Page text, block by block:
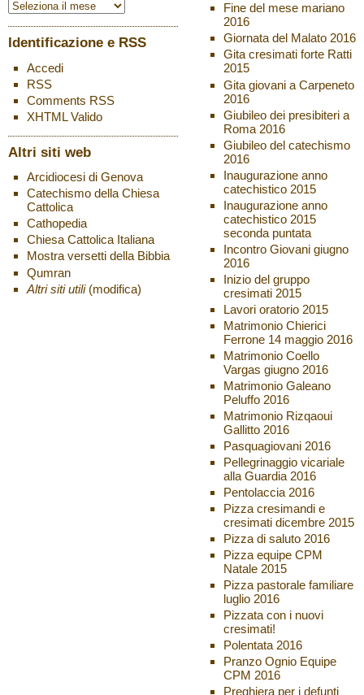
Identificazione e RSS
Accedi
RSS
Comments RSS
XHTMLValido
Altri siti web
Arcidiocesi di Genova
Catechismo della Chiesa
Cattolica
Cathopedia
Chiesa Cattolica Italiana
Mostra versetti della Bibbia
Qumran
Altri siti utili (modifica)
Fine del mese mariano
2016
Giornata del Malato 2016
Gita cresimati forte Ratti
2015
Gita giovani a Carpeneto
2016
Giubileo dei presibiteri a
Roma 2016
Giubileo del catechismo
2016
Inaugurazione anno
catechistico 2015
Inaugurazione anno
catechistico 2015
seconda puntata
Incontro Giovani giugno
2016
Inizio del gruppo
cresimati 2015
Lavori oratorio 2015
Matrimonio Chierici
Ferrone 14 maggio 2016
Matrimonio Coello
Vargas giugno 2016
Matrimonio Galeano
Peluffo 2016
Matrimonio Rizqaoui
Gallitto 2016
Pasquagiovani 2016
Pellegrinaggio vicariale
alla Guardia 2016
Pentolaccia 2016
Pizza cresimandi e
cresimati dicembre 2015
Pizza di saluto 2016
Pizza equipe CPM
Natale 2015
Pizza pastorale familiare
luglio 2016
Pizzata con i nuovi
cresimati!
Polentata 2016
Pranzo Ognio Equipe
CPM 2016
Preghiera per i defunti